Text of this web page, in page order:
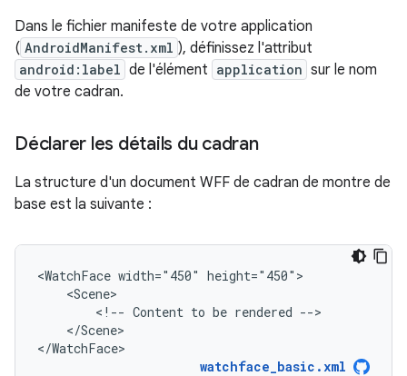
Dans le fichier manifeste de votre application
( AndroidManifest.xml ), définissez l'attribut
android:label de l'élément application sur le nom
de votre cadran.
Déclarer les détails du cadran
La structure d'un document WFF de cadran de montre de
base est la suivante :
<WatchFace width="450"
<!-- Content to be rendered
</Scene>
</WatchFace>
watchface_basic.xml